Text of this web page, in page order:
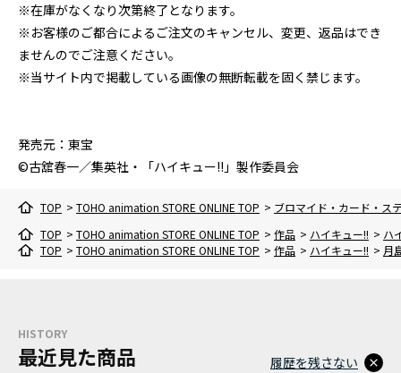
※在庫がなくなり次第終了となります。
※お客様のご都合によるご注文のキャンセル、変更、返品はでき
ませんのでご注意ください。
※当サイト内で掲載している画像の無断転載を固く禁じます。
発売元：東宝
©古舘春一／集英社・「ハイキュー!!」製作委員会
TOP > TOHO animation STORE ONLINE TOP > ブロマイド・カード・ス
TOP > TOHO animation STORE ONLINE TOP > 作品 > ハイキュー!! > ハ
TOP > TOHO animation STORE ONLINE TOP > 作品 > ハイキュー!! > 月
HISTORY
最近見た商品 履歴を残さない